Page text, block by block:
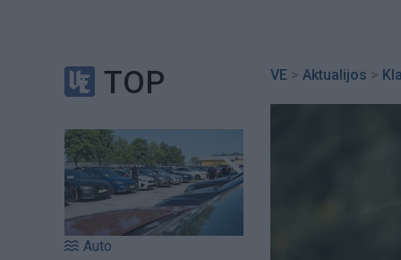
TOP
Auto
VE > Aktualijos >